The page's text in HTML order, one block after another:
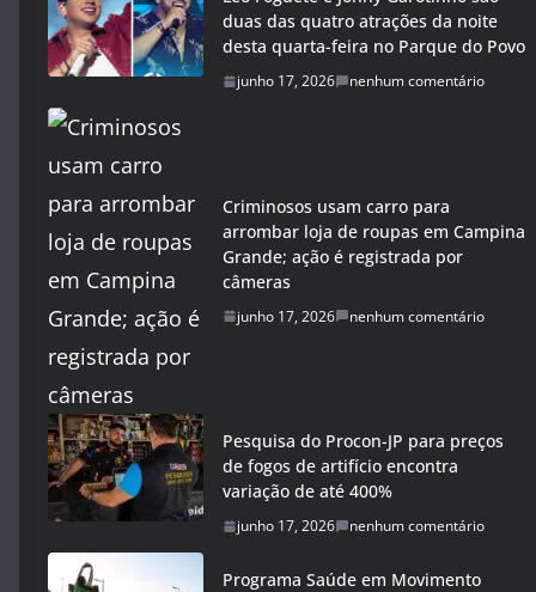
duas das quatro atrações da noite
desta quarta-feira no Parque do Povo
junho 17, 2026 nenhum comentário
Criminosos usam carro para
arrombar loja de roupas em Campina
Grande; ação é registrada por
câmeras
junho 17, 2026 nenhum comentário
Pesquisa do Procon-JP para preços
de fogos de artifício encontra
variação de até 400%
junho 17, 2026 nenhum comentário
Programa Saúde em Movimento